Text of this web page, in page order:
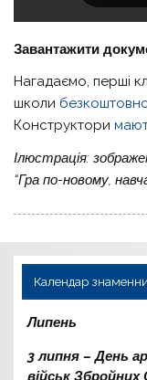
Завантажити
Нагадаємо, перші
школи
Конструктори
Ілюстрація:
“Гра по-новому,
Календар
Липень
3 липня – День
військ Збройних